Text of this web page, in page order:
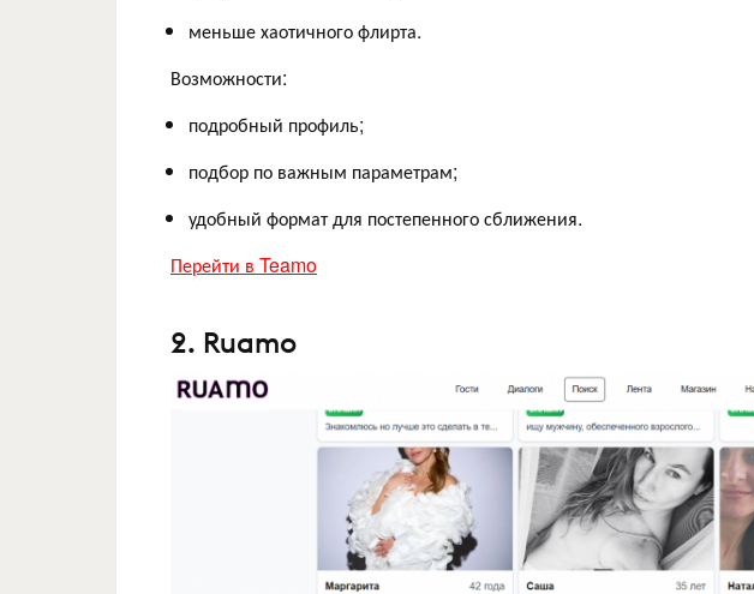
меньше хаотичного флирта.
Возможности:
подробный профиль;
подбор по важным параметрам;
удобный формат для постепенного сближения.
Перейти в Teamo
2. Ruamo